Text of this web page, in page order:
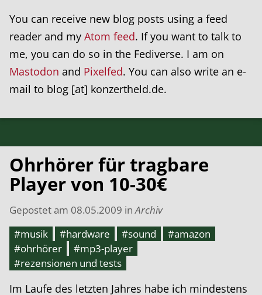
You can receive new blog posts using a feed
reader and my Atom feed. If you want to talk to
me, you can do so in the Fediverse. I am on
Mastodon and Pixelfed. You can also write an e-
mail to blog [at] konzertheld.de.
Ohrhörer für tragbare
Player von 10-30€
Gepostet am 08.05.2009 inArchiv
#musik
#hardware #sound
#amazon
#ohrhörer
#mp3-player
#rezensionen und tests
Im Laufe des letzten Jahres habe ich mindestens